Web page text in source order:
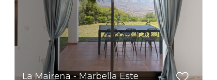
La Mairena - Marbella Este